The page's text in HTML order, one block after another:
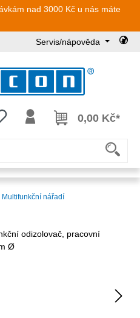
nad 3000 Kč u nás máte
Servis/nápověda
Máte 0 položky v seznamu přání
0,00 Kč*
Multifunkční nářadí